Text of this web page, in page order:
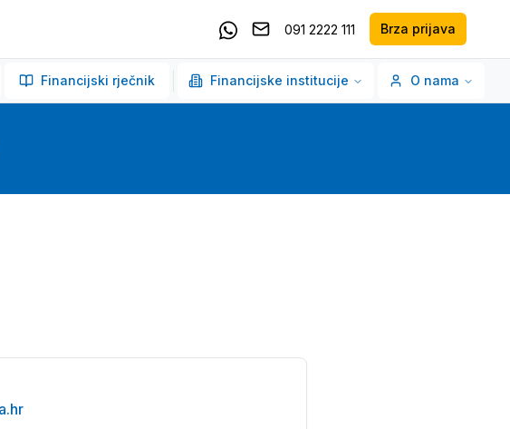
Kontaktirajte nas putem Whatsappa
091 2222 111 Brza prijava
Financijski rječnik Financijske institucije O nama